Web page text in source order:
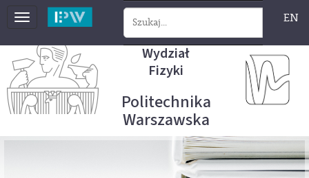
Toggle
EN
Wydział
Fizyki
Politechnika
Warszawska